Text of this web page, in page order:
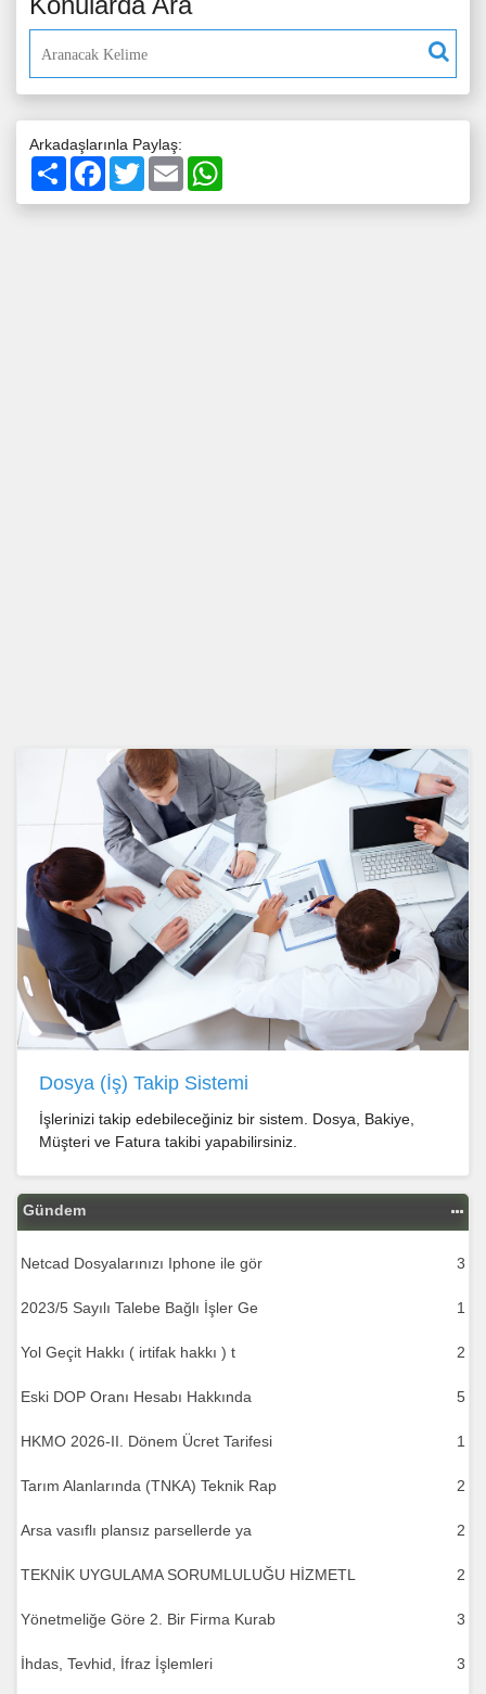
Arkadaşlarınla Paylaş:
PaylaşFacebook
TwitterEmail
Dosya (İş) Takip Sistemi
İşlerinizi takip edebileceğiniz bir sistem. Dosya, Bakiye,
Müşteri ve Fatura takibi yapabilirsiniz.
Gündem
Netcad Dosyalarınızı Iphone ile gör 3
2023/5 Sayılı Talebe Bağlı İşler Ge 1
Yol Geçit Hakkı ( irtifak hakkı ) t 2
Eski DOP Oranı Hesabı Hakkında 5
HKMO 2026-II. Dönem Ücret Tarifesi 1
Tarım Alanlarında (TNKA) Teknik Rap 2
Arsa vasıflı plansız parsellerde ya 2
TEKNİK UYGULAMA SORUMLULUĞU HİZMETL 2
Yönetmeliğe Göre 2. Bir Firma Kurab 3
İhdas, Tevhid, İfraz İşlemleri 3